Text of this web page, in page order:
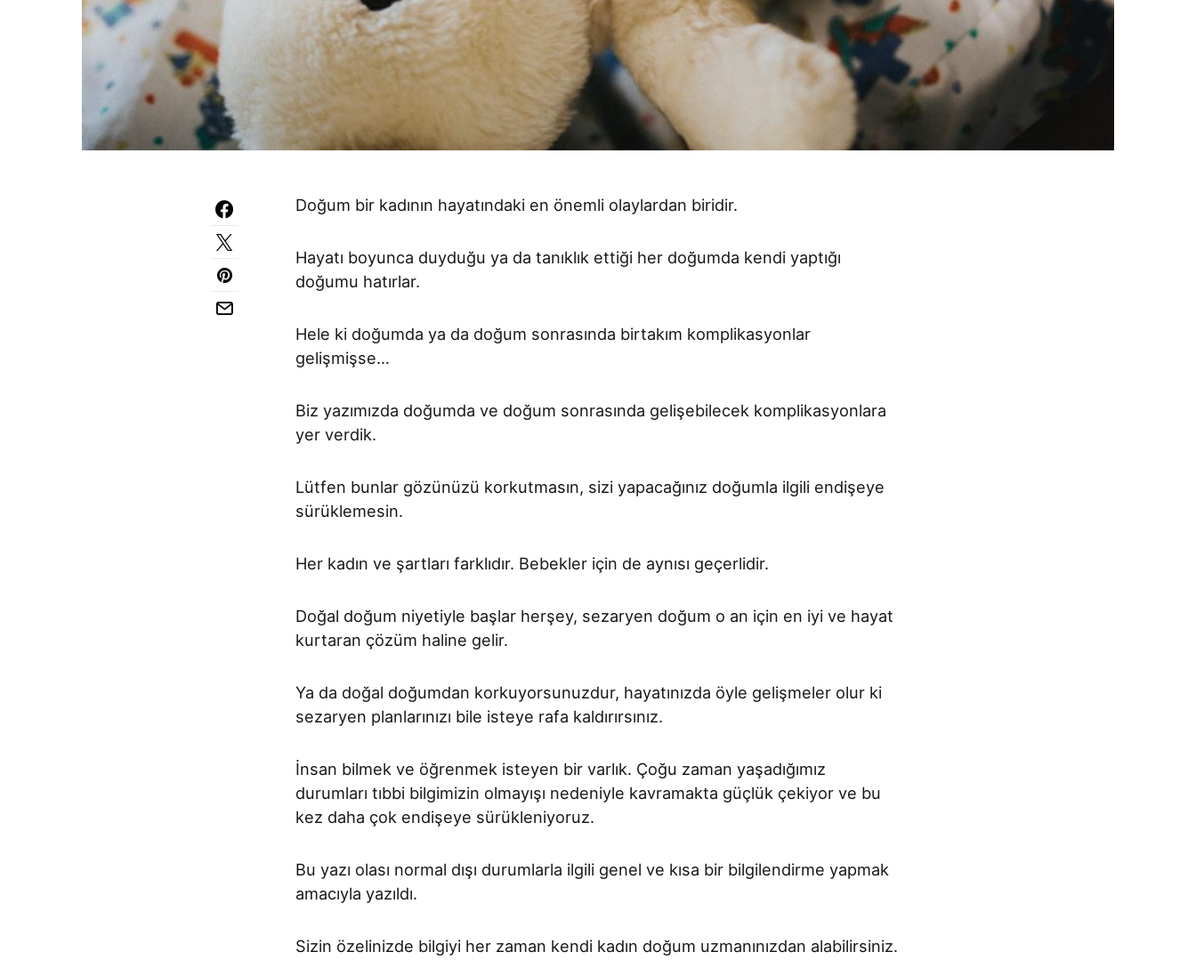
Doğum bir kadının hayatındaki en önemli olaylardan biridir.
Hayatı boyunca duyduğu ya da tanıklık ettiği her doğumda kendi yaptığı
doğumu hatırlar.
Hele ki doğumda ya da doğum sonrasında birtakım komplikasyonlar
gelişmişse…
Biz yazımızda doğumda ve doğum sonrasında gelişebilecek komplikasyonlara
yer verdik.
Lütfen bunlar gözünüzü korkutmasın, sizi yapacağınız doğumla ilgili endişeye
sürüklemesin.
Her kadın ve şartları farklıdır. Bebekler için de aynısı geçerlidir.
Doğal doğum niyetiyle başlar herşey, sezaryen doğum o an için en iyi ve hayat
kurtaran çözüm haline gelir.
Ya da doğal doğumdan korkuyorsunuzdur, hayatınızda öyle gelişmeler olur ki
sezaryen planlarınızı bile isteye rafa kaldırırsınız.
İnsan bilmek ve öğrenmek isteyen bir varlık. Çoğu zaman yaşadığımız
durumları tıbbi bilgimizin olmayışı nedeniyle kavramakta güçlük çekiyor ve bu
kez daha çok endişeye sürükleniyoruz.
Bu yazı olası normal dışı durumlarla ilgili genel ve kısa bir bilgilendirme yapmak
amacıyla yazıldı.
Sizin özelinizde bilgiyi her zaman kendi kadın doğum uzmanınızdan alabilirsiniz.